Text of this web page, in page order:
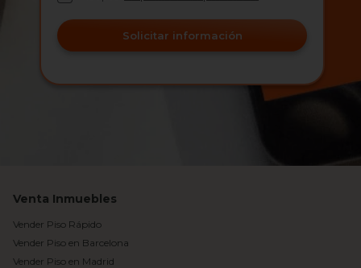
Solicitar información
Venta Inmuebles
Vender Piso Rápido
Vender Piso en Barcelona
Vender Piso en Madrid